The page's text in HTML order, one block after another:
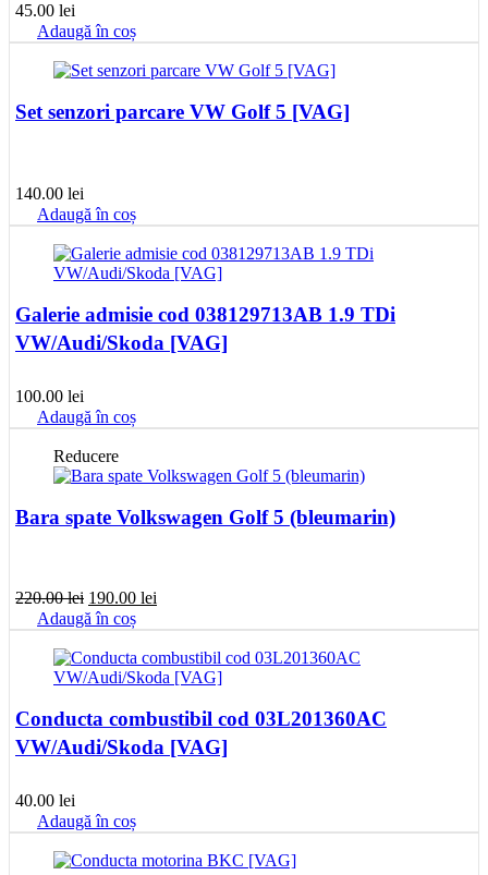
45.00 lei
Adaugă în coș
Set senzori parcare VW Golf 5 [VAG]
140.00 lei
Adaugă în coș
Galerie admisie cod 038129713AB 1.9 TDi
VW/Audi/Skoda [VAG]
100.00 lei
Adaugă în coș
Reducere
Bara spate Volkswagen Golf 5 (bleumarin)
220.00lei Prețul
inițial
a
fost:
220.00 lei.
190.00 lei
este:
190.00 lei.
Adaugă în coș
Conducta combustibil cod 03L201360AC
VW/Audi/Skoda [VAG]
40.00 lei
Adaugă în coș